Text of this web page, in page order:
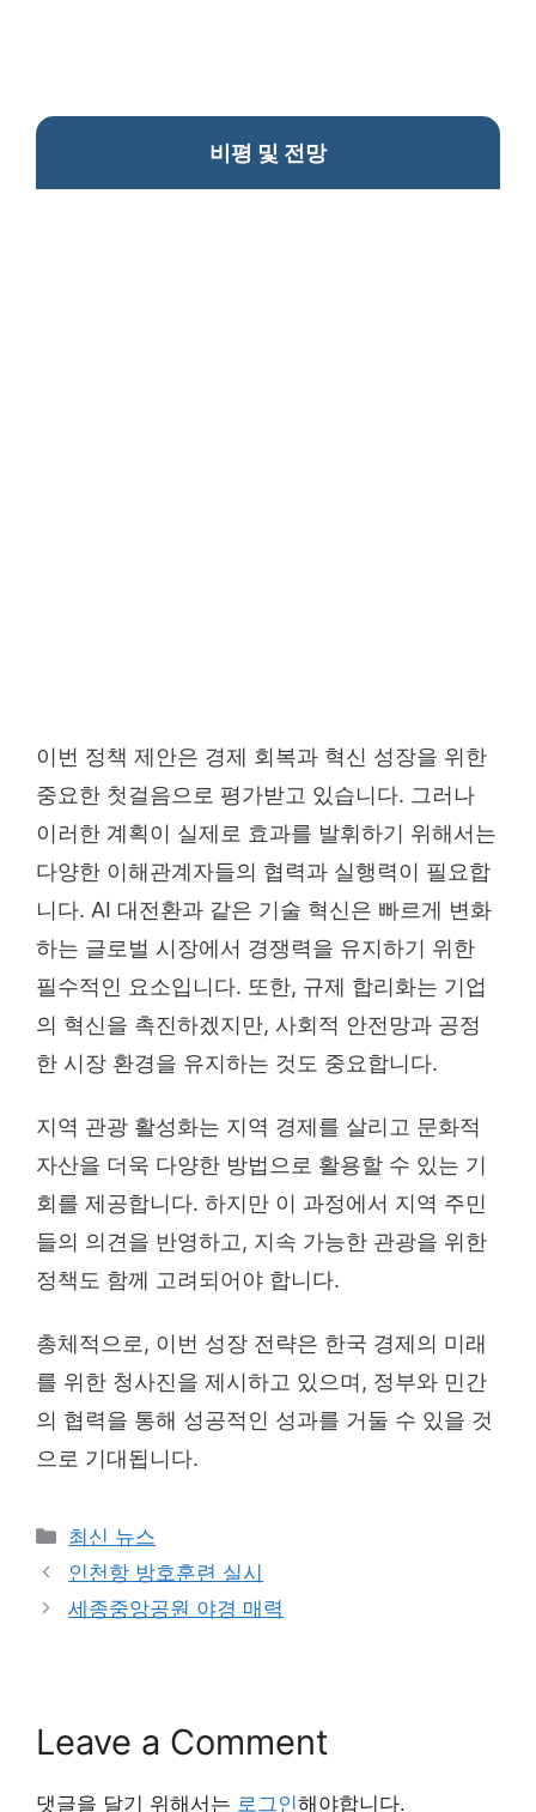
비평 및 전망
이번 정책 제안은 경제 회복과 혁신 성장을 위한
중요한 첫걸음으로 평가받고 있습니다. 그러나
이러한 계획이 실제로 효과를 발휘하기 위해서는
다양한 이해관계자들의 협력과 실행력이 필요합
니다. AI 대전환과 같은 기술 혁신은 빠르게 변화
하는 글로벌 시장에서 경쟁력을 유지하기 위한
필수적인 요소입니다. 또한, 규제 합리화는 기업
의 혁신을 촉진하겠지만, 사회적 안전망과 공정
한 시장 환경을 유지하는 것도 중요합니다.
지역 관광 활성화는 지역 경제를 살리고 문화적
자산을 더욱 다양한 방법으로 활용할 수 있는 기
회를 제공합니다. 하지만 이 과정에서 지역 주민
들의 의견을 반영하고, 지속 가능한 관광을 위한
정책도 함께 고려되어야 합니다.
총체적으로, 이번 성장 전략은 한국 경제의 미래
를 위한 청사진을 제시하고 있으며, 정부와 민간
의 협력을 통해 성공적인 성과를 거둘 수 있을 것
으로 기대됩니다.
Categories
최신 뉴스
인천항 방호훈련 실시
세종중앙공원 야경 매력
Leave a Comment
댓글을 달기 위해서는 로그인해야합니다.